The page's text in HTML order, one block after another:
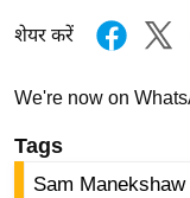
ली
ड
हॉ
शेयर करें
We're now on
Tags
Sam Manekshaw